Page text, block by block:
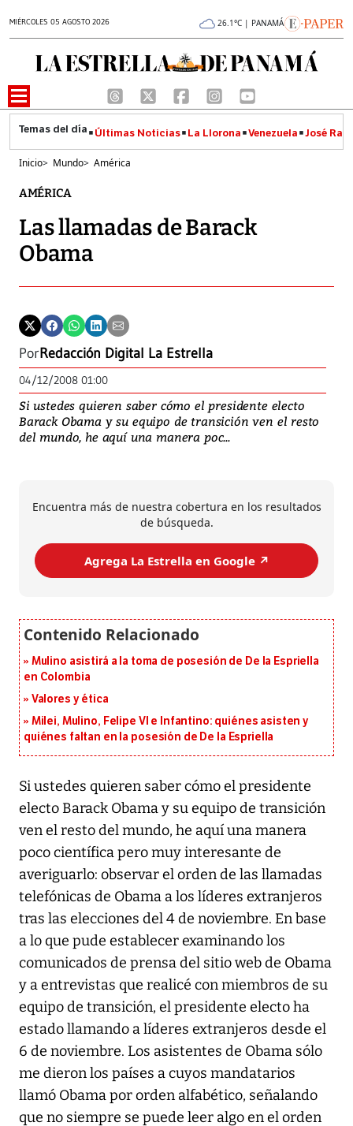
MIÉRCOLES 05 AGOSTO 2026 26.1°C | PANAMÁ
Últimas Noticias La Llorona Venezuela José
Inicio> Mundo> América
AMÉRICA
Las llamadas de Barack
Obama
PorRedacción Digital La Estrella
04/12/2008 01:00
Si ustedes quieren saber cómo el presidente electo
Barack Obama y su equipo de transición ven el resto
del mundo, he aquí una manera poc...
Encuentra más de nuestra cobertura en los resultados
de búsqueda.
Agrega La Estrella en Google ↗️
Mulino asistirá a la toma de posesión de De la Espriella
en Colombia
Valores y ética
Milei, Mulino, Felipe VI e Infantino: quiénes asisten y
quiénes faltan en la posesión de De la Espriella
Si ustedes quieren saber cómo el presidente
electo Barack Obama y su equipo de transición
ven el resto del mundo, he aquí una manera
poco científica pero muy interesante de
averiguarlo: observar el orden de las llamadas
telefónicas de Obama a los líderes extranjeros
tras las elecciones del 4 de noviembre. En base
a lo que pude establecer examinando los
comunicados de prensa del sitio web de Obama
y a entrevistas que realicé con miembros de su
equipo de transición, el presidente electo ha
estado llamando a líderes extranjeros desde el
6 de noviembre. Los asistentes de Obama sólo
me dieron los países a cuyos mandatarios
llamó Obama por orden alfabético, señalando
que no siempre se puede leer algo en el orden